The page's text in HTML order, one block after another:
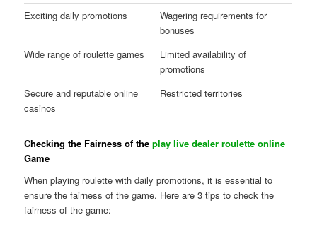
Exciting daily promotions
Wagering requirements for
bonuses
Wide range of roulette games
Limited availability of
promotions
Secure and reputable online
casinos
Restricted territories
Checking the Fairness of theplay live dealer roulette online
Game
When playing roulette with daily promotions, it is essential to
ensure the fairness of the game. Here are 3 tips to check the
fairness of the game: